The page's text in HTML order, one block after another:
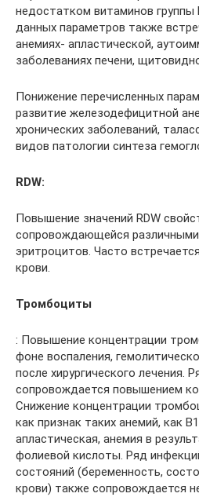
недостатком витаминов
данных параметров также
анемиях- апластической,
заболеваниях печени,
Понижение перечисленных
развитие железодефицитной
хронических заболеваний,
видов патологии синтеза
RDW:
Повышение значений RDW
сопровождающейся
эритроцитов. Часто
крови.
Тромбоциты
: Повышение концентрации
фоне воспаления,
после хирургического лечения.
сопровождается повышением
Снижение концентрации
как признак таких анемий, как
апластическая, анемия в
фолиевой кислоты. Ряд
состояний (беременность,
крови) также сопровождается